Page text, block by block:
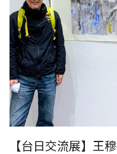
【台日交流展】王